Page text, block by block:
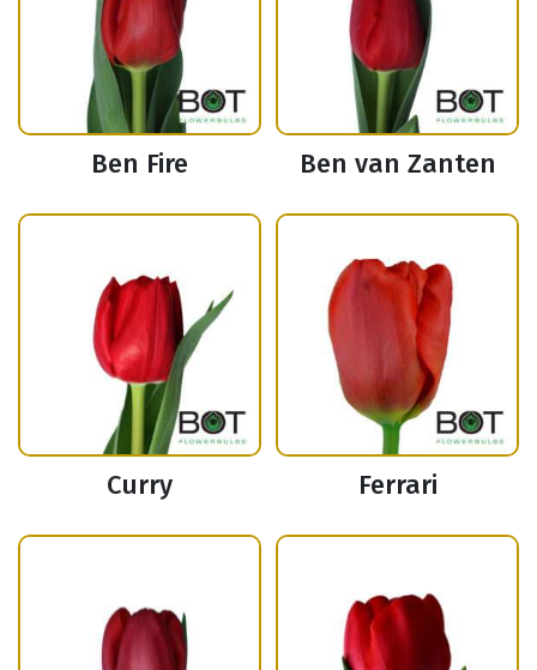
Ben Fire Ben van Zanten
Curry Ferrari